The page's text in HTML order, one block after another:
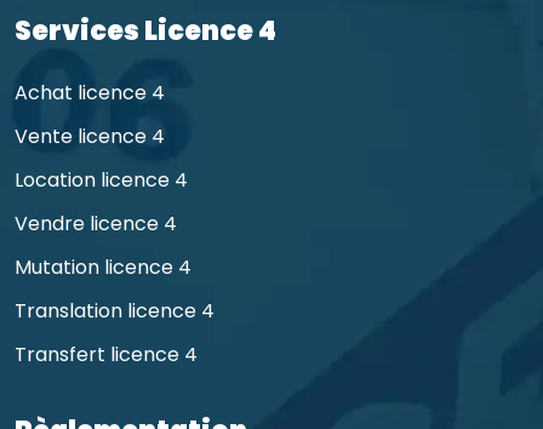
Services Licence 4
Achat licence 4
Vente licence 4
Location licence 4
Vendre licence 4
Mutation licence 4
Translation licence 4
Transfert licence 4